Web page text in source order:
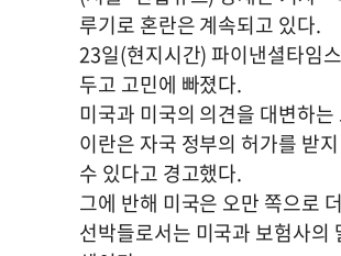
루기로 혼란은 계속되고 있다.
23일(현지시간) 파이낸셜타임
두고 고민에 빠졌다.
미국과 미국의 의견을 대변하
이란은 자국 정부의 허가를 받
수 있다고 경고했다.
그에 반해 미국은 오만 쪽으로
선박들로서는 미국과 보험사의